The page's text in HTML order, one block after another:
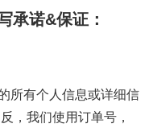
承诺&保证：
所有个人信息或详细信
，我们使用订单号，